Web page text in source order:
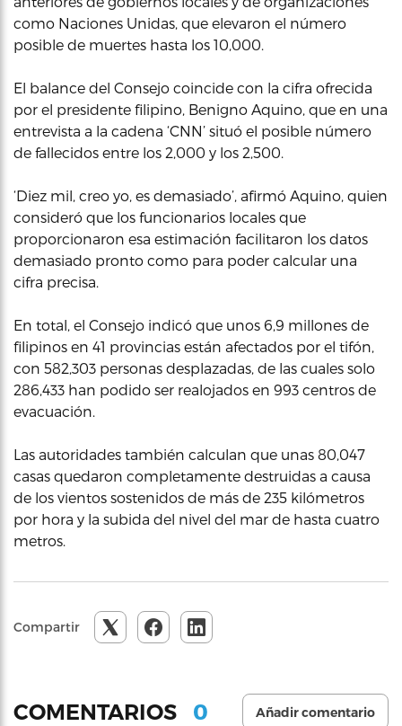
como Naciones Unidas, que elevaron el número
posible de muertes hasta los 10,000.
El balance del Consejo coincide con la cifra ofrecida
por el presidente filipino, Benigno Aquino, que en una
entrevista a la cadena ‘CNN’ situó el posible número
de fallecidos entre los 2,000 y los 2,500.
‘Diez mil, creo yo, es demasiado’, afirmó Aquino, quien
consideró que los funcionarios locales que
proporcionaron esa estimación facilitaron los datos
demasiado pronto como para poder calcular una
cifra precisa.
En total, el Consejo indicó que unos 6,9 millones de
filipinos en 41 provincias están afectados por el tifón,
con 582,303 personas desplazadas, de las cuales solo
286,433 han podido ser realojados en 993 centros de
evacuación.
Las autoridades también calculan que unas 80,047
casas quedaron completamente destruidas a causa
de los vientos sostenidos de más de 235 kilómetros
por hora y la subida del nivel del mar de hasta cuatro
metros.
Compartir
COMENTARIOS 0 Añadir comentario